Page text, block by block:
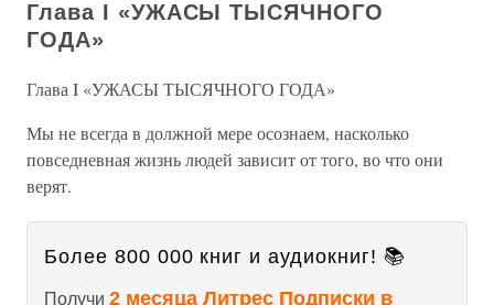
Глава I «УЖАСЫ ТЫСЯЧНОГО
ГОДА»
Глава I «УЖАСЫ ТЫСЯЧНОГО ГОДА»
Мы не всегда в должной мере осознаем, насколько
повседневная жизнь людей зависит от того, во что они
верят.
Более 800 000 книг и аудиокниг! 📚
Получи 2 месяца Литрес Подписки в